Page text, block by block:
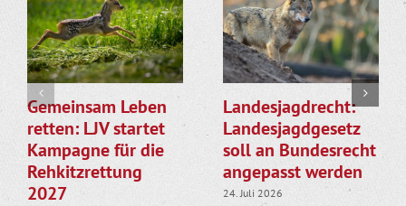
Gemeinsam Leben
retten: LJV startet
Kampagne für die
Rehkitzrettung
2027
Landesjagdrecht:
Landesjagdgesetz
soll an Bundesrecht
angepasst werden
24. Juli 2026